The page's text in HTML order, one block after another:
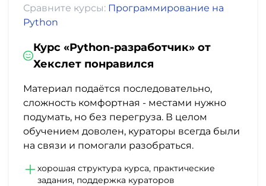
Сравните курсы: Программирование на
Python
Курс «Python-разработчик» от
Хекслет понравился
Материал подаётся последовательно,
сложность комфортная - местами нужно
подумать, но без перегруза. В целом
обучением доволен, кураторы всегда были
на связи и помогали разобраться.
хорошая структура курса, практические
задания, поддержка кураторов